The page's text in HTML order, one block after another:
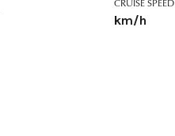
CRUISE SPEED
km/h